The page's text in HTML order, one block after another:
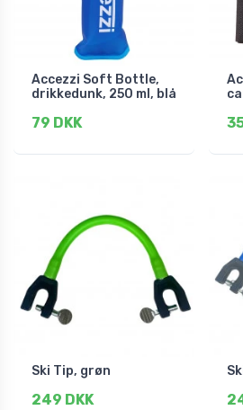
Accezzi Soft Bottle,
drikkedunk, 250 ml, blå
79 DKK
Ski Tip, grøn
249 DKK